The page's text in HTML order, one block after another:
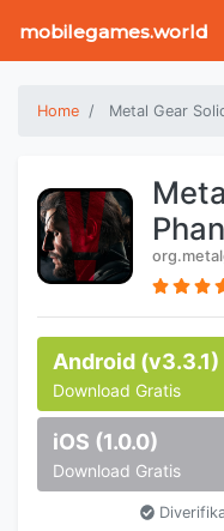
mobilegames.world
Home Metal Gear
Android (v3.3.1)
Download Gratis
iOS (1.0.0)
Download Gratis